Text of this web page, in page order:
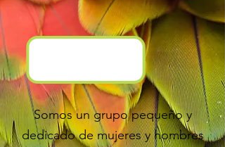
Somos un grupo pequeño y
dedicado de mujeres y hombres